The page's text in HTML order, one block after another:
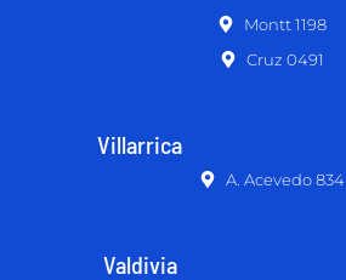
Montt 1198
Cruz 0491
Villarrica
A. Acevedo 834
Valdivia